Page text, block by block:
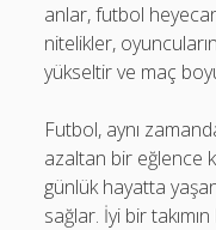
anlar, futbol
nitelikler,
yükseltir ve maç
Futbol, aynı
azaltan bir eğlence
günlük hayatta
sağlar. İyi bir